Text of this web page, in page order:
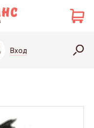
Вход